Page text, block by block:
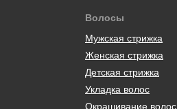
Волосы
Мужская стрижка
Женская стрижка
Детская стрижка
Укладка волос
Окрашивание волос